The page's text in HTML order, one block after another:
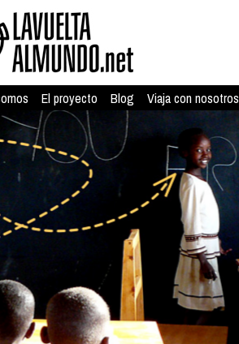
El proyecto Blog Viaja con nosotros